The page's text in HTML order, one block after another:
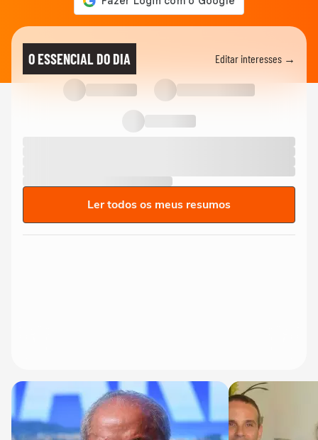
O ESSENCIAL DO DIA Editar interesses →
Ler todos os meus resumos